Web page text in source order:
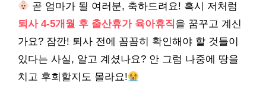
곧 엄마가 될 여러분, 축하드려요! 혹시 저처럼
퇴사 4-5개월 후 출산휴가 육아휴직을 꿈꾸고 계신
가요? 잠깐! 퇴사 전에 꼼꼼히 확인해야 할 것들이
있다는 사실, 알고 계셨나요? 안 그럼 나중에 땅을
치고 후회할지도 몰라요!